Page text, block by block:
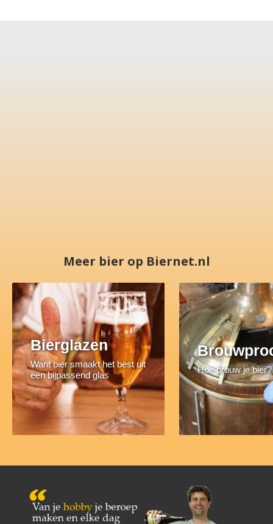
Meer bier op Biernet.nl
Bierglazen
Want bier smaakt het best uit
een bijpassend glas
Hoe brouw je bier?